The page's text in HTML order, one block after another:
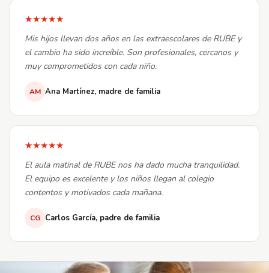
★★★★★
Mis hijos llevan dos años en las extraescolares de RUBE y
el cambio ha sido increíble. Son profesionales, cercanos y
muy comprometidos con cada niño.
AM Ana Martínez, madre de familia
★★★★★
El aula matinal de RUBE nos ha dado mucha tranquilidad.
El equipo es excelente y los niños llegan al colegio
contentos y motivados cada mañana.
CG Carlos García, padre de familia